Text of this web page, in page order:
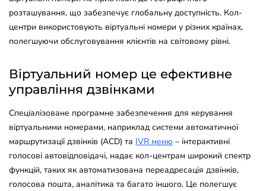
розташування, що забезпечує глобальну доступність. Кол-
центри використовують віртуальні номери у різних країнах,
полегшуючи обслуговування клієнтів на світовому рівні.
Віртуальний номер це ефективне
управління дзвінками
Спеціалізоване програмне забезпечення для керування
віртуальними номерами, наприклад системи автоматичної
маршрутизації дзвінків (ACD) та IVR меню – інтерактивні
голосові автовідповідачі, надає кол-центрам широкий спектр
функцій, таких як автоматизована переадресація дзвінків,
голосова пошта, аналітика та багато іншого. Це полегшує